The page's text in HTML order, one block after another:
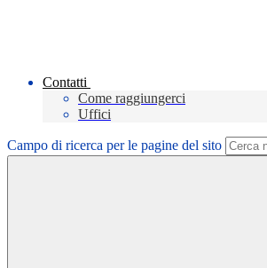
Contatti
Come raggiungerci
Uffici
Campo di ricerca per le pagine del sito